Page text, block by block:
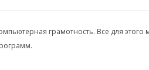
грамотность. Все для